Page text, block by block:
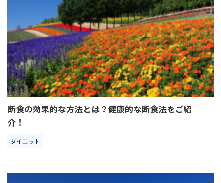
断食の効果的な方法とは？健康的な断食法をご紹
介！
ダイエット